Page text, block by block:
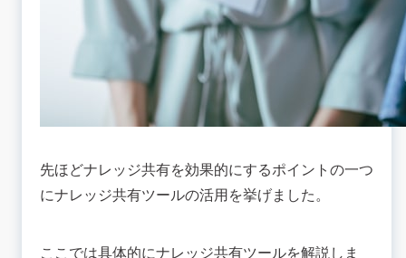
先ほどナレッジ共有を効果的にするポイントの一つ
にナレッジ共有ツールの活用を挙げました。
ここでは具体的にナレッジ共有ツールを解説しま